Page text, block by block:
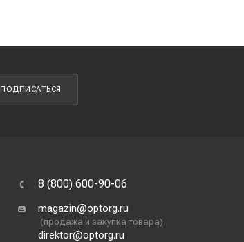
ПОДПИСАТЬСЯ
8 (800) 600-90-06
magazin@optorg.ru
(продажа и закупка товара)
direktor@optorg.ru